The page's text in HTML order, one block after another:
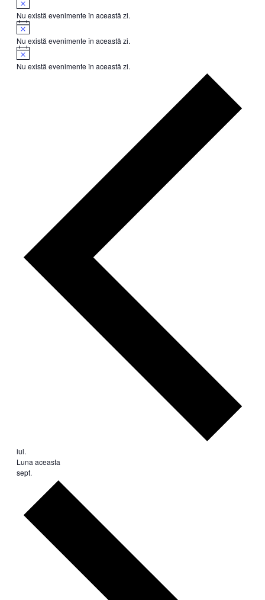
Nu există evenimente în această zi.
Notificare
Nu există evenimente în această zi.
Notificare
Nu există evenimente în această zi.
iul.
Luna aceasta
sept.